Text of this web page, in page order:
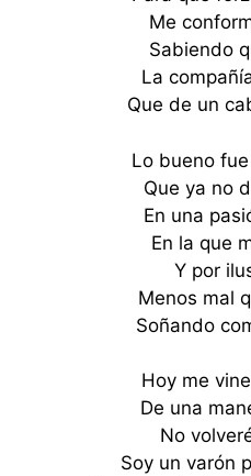
Me
Sabiendo
La
Que de un
Lo bueno
Que ya no
En una
En la que
Y por
Menos mal
Soñando
Hoy me
De una
No
Soy un varón